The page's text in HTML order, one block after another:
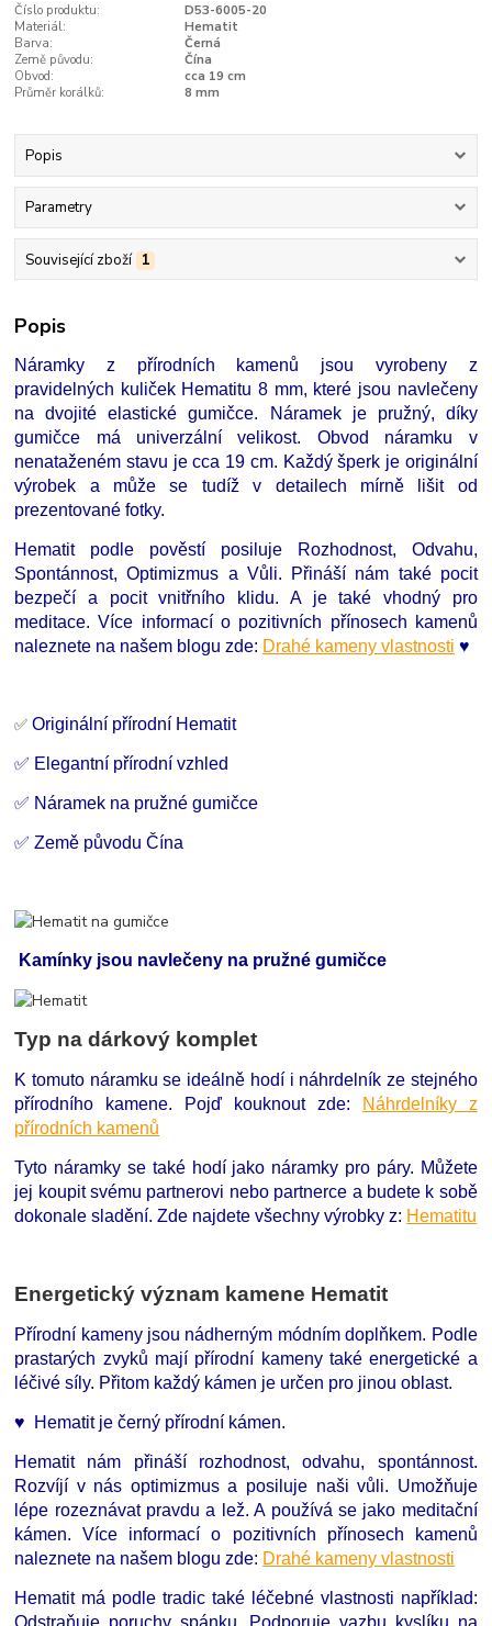
Číslo produktu:
D53-6005-20
Materiál:
Hematit
Barva:
Černá
Země původu:
Čína
Obvod:
cca 19 cm
Průměr korálků:
8 mm
Popis
Parametry
Související zboží 1
Popis
Náramky z přírodních kamenů jsou vyrobeny z
pravidelných kuliček Hematitu 8 mm, které jsou navlečeny
na dvojité elastické gumičce. Náramek je pružný, díky
gumičce má univerzální velikost. Obvod náramku v
nenataženém stavu je cca 19 cm. Každý šperk je originální
výrobek a může se tudíž v detailech mírně lišit od
prezentované fotky.
Hematit podle pověstí posiluje Rozhodnost, Odvahu,
Spontánnost, Optimizmus a Vůli. Přináší nám také pocit
bezpečí a pocit vnitřního klidu. A je také vhodný pro
meditace. Více informací o pozitivních přínosech kamenů
naleznete na našem blogu zde: Drahé kameny vlastnosti ♥
✅Originální přírodní Hematit
✅ Elegantní přírodní vzhled
✅ Náramek na pružné gumičce
✅ Země původu Čína
Kamínky jsou navlečeny na pružné gumičce
Typ na dárkový komplet
K tomuto náramku se ideálně hodí i náhrdelník ze stejného
přírodního kamene. Pojď kouknout zde:
Náhrdelníky z
přírodních kamenů
Tyto náramky se také hodí jako náramky pro páry. Můžete
jej koupit svému partnerovi nebo partnerce a budete k sobě
dokonale sladění.Zde najdete všechny výrobky z: Hematitu
Energetický význam kamene Hematit
Přírodní kameny jsou nádherným módním doplňkem. Podle
prastarých zvyků mají přírodní kameny také energetické a
léčivé síly. Přitom každý kámen je určen pro jinou oblast.
♥ Hematit je černý přírodní kámen.
Hematit nám přináší rozhodnost, odvahu, spontánnost.
Rozvíjí v nás optimizmus a posiluje naši vůli. Umožňuje
lépe rozeznávat pravdu a lež. A používá se jako meditační
kámen. Více informací o pozitivních přínosech kamenů
naleznete na našem blogu zde: Drahé kameny vlastnosti
Hematit má podle tradic také léčebné vlastnosti například: